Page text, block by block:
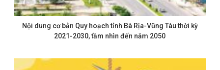
Nội dung cơ bản Quy hoạch tỉnh Bà Rịa-Vũng Tàu thời kỳ
2021-2030, tầm nhìn đến năm 2050